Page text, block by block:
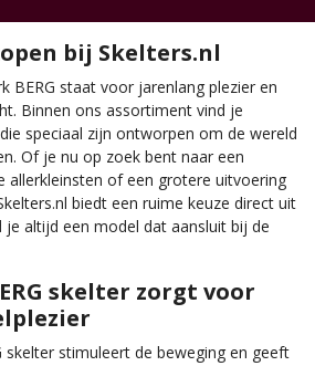
bij Skelters.nl
BERG staat voor jarenlang plezier en
Binnen ons assortiment vind je
speciaal zijn ontworpen om de wereld
Of je nu op zoek bent naar een
allerkleinsten of een grotere uitvoering
biedt een ruime keuze direct uit
je altijd een model dat aansluit bij de
skelter zorgt voor
skelter stimuleert de beweging en geeft